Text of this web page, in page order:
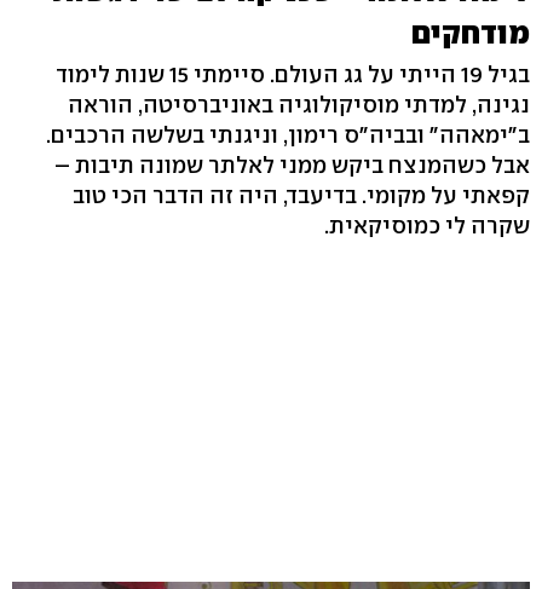
מודחקים
בגיל 19 הייתי על גג העולם. סיימתי 15 שנות לימוד
נגינה, למדתי מוסיקולוגיה באוניברסיטה, הוראה
ב"ימאהה" ובביה"ס רימון, וניגנתי בשלשה הרכבים.
אבל כשהמנצח ביקש ממני לאלתר שמונה תיבות –
קפאתי על מקומי. בדיעבד, היה זה הדבר הכי טוב
שקרה לי כמוסיקאית.